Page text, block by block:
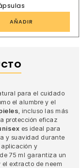
AÑADIR
para el cuidado
el alumbre y el
, incluso las más
protección eficaz
es ideal para
y suavidad durante
y
75 ml garantiza un
extracto de neem